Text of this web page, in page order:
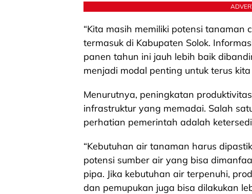
“Kita masih memiliki potensi tanaman
termasuk di Kabupaten Solok.
panen tahun ini jauh lebih baik
menjadi modal penting untuk terus
Menurutnya, peningkatan
infrastruktur yang memadai. Salah
perhatian pemerintah adalah
“Kebutuhan air tanaman harus
potensi sumber air yang bisa
pipa. Jika kebutuhan air terpenuhi,
dan pemupukan juga bisa dilakukan